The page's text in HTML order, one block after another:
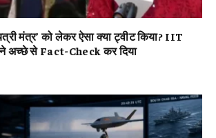
मंत्र’ को लेकर ऐसा क्या ट्वीट किया? IIT
ने अच्छे से Fact-Check कर दिया